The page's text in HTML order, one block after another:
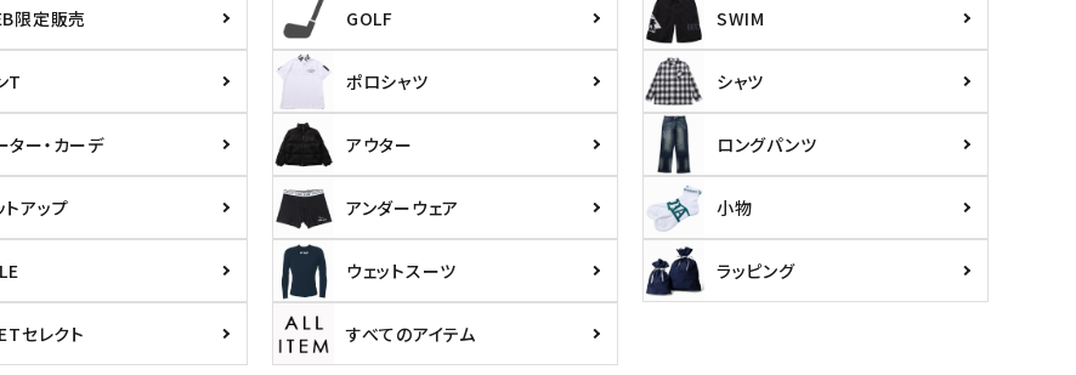
XXXL
36inc 38inc 40inc
KIDS
絞り込んで検索する
限定販売 GOLF SWIM
T ポロシャツ シャツ
ター・カーデ アウター ロングパンツ
トアップ アンダーウェア 小物
ウェットスーツ ラッピング
セレクト すべてのアイテム